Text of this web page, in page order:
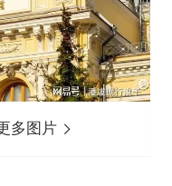
多图片